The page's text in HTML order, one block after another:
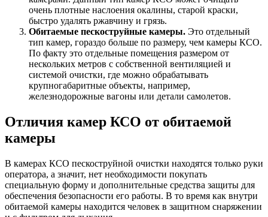
очень плотные наслоения окалины, старой краски,
быстро удалять ржавчину и грязь.
Обитаемые пескоструйные камеры. Это отдельный
тип камер, гораздо больше по размеру, чем камеры КСО.
По факту это отдельные помещения размером от
нескольких метров с собственной вентиляцией и
системой очистки, где можно обрабатывать
крупногабаритные объекты, например,
железнодорожные вагоны или детали самолетов.
Отличия камер КСО от обитаемой
камеры
В камерах КСО пескоструйной очистки находятся только руки
оператора, а значит, нет необходимости покупать
специальную форму и дополнительные средства защиты для
обеспечения безопасности его работы. В то время как внутри
обитаемой камеры находится человек в защитном снаряжении